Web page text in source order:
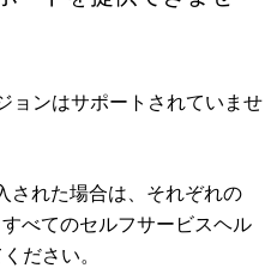
ョンはサポートされていませ
された場合は、それぞれの
べてのセルフサービスヘル
ださい。